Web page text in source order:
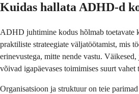
Kuidas hallata ADHD-d
ADHD juhtimine kodus hõlmab toetavate
praktiliste strateegiate väljatöötamist, mis
erinevustega, mitte nende vastu.
võivad igapäevases toimimises suurt vahet
Organisatsioon ja struktuur on teie